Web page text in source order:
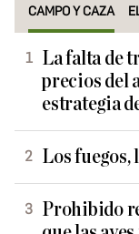
CAMPO Y CAZA
La falta de
precios del
estrategia
Los fuegos,
Prohibido